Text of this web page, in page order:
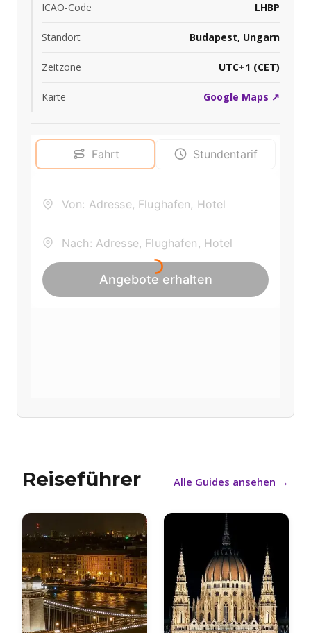
ICAO-Code LHBP
Standort Budapest, Ungarn
Zeitzone UTC+1 (CET)
Karte Google Maps ↗
Reiseführer Alle Guides ansehen →